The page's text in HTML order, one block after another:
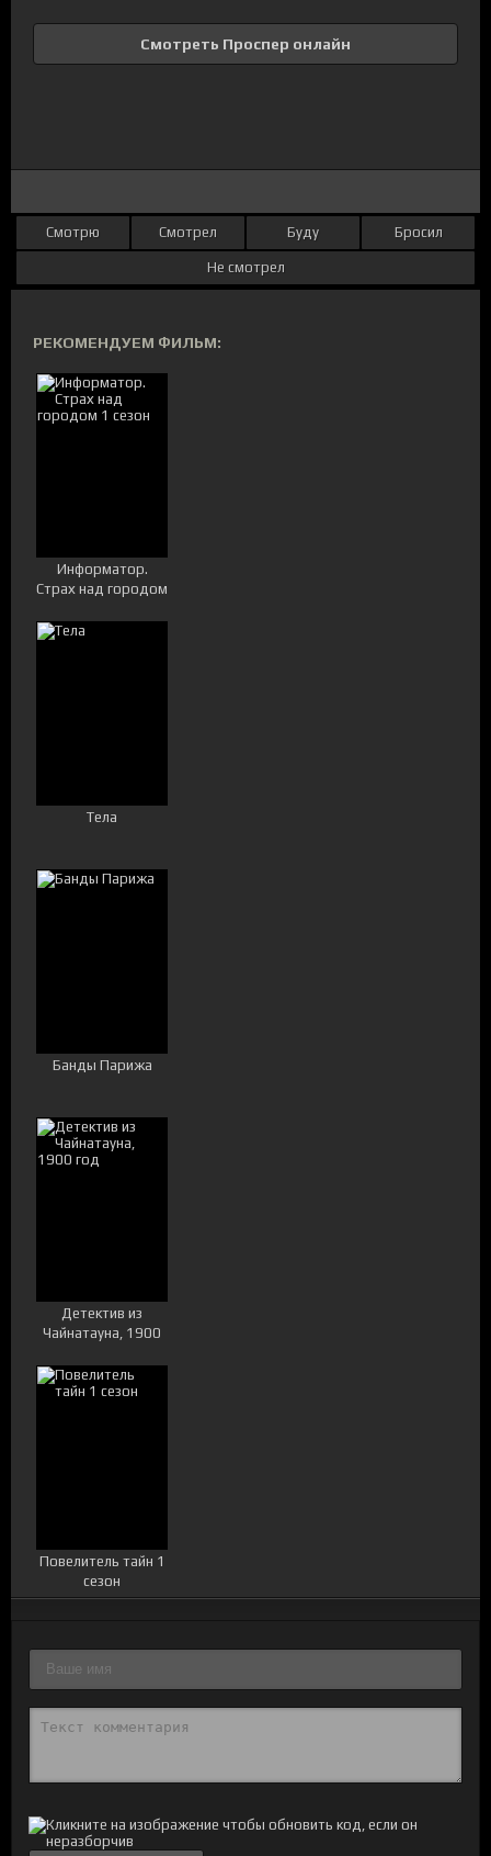
Смотреть Проспер онлайн
Смотрю Смотрел Буду Бросил
Не смотрел
РЕКОМЕНДУЕМ ФИЛЬМ:
Информатор.
Страх над городом
Тела
Банды Парижа
Детектив из
Чайнатауна, 1900
Повелитель тайн 1
сезон